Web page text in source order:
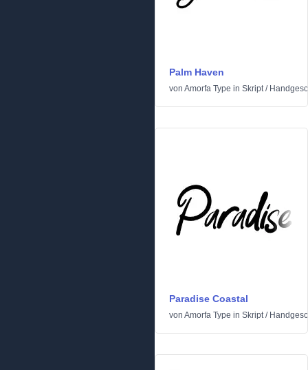
Palm Haven
von Amorfa Type in Skript/
Paradise Coastal
von Amorfa Type in Skript/